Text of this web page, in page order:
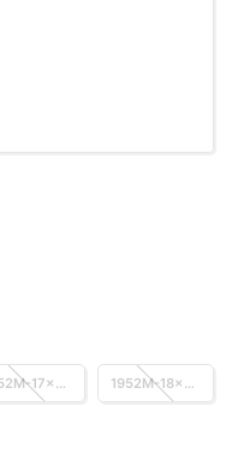
1952M-17x220mm 1952M-18x230mm